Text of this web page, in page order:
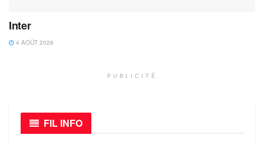
Inter
4 AOÛT 2026
PUBLICITÉ
FIL INFO